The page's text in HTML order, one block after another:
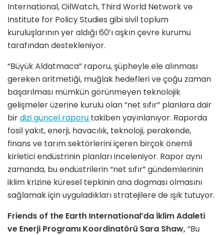
International, OilWatch, Third World Network ve
Institute for Policy Studies gibi sivil toplum
kuruluşlarının yer aldığı 60’ı aşkın çevre kurumu
tarafından destekleniyor.
“Büyük Aldatmaca” raporu, şüpheyle ele alınması
gereken aritmetiği, muğlak hedefleri ve çoğu zaman
başarılması mümkün görünmeyen teknolojik
gelişmeler üzerine kurulu olan “net sıfır” planlara dair
birdizigüncel raporu takiben yayınlanıyor. Raporda
fosil yakıt, enerji, havacılık, teknoloji, perakende,
finans ve tarım sektörlerini içeren birçok önemli
kirletici endüstrinin planları inceleniyor. Rapor aynı
zamanda, bu endüstrilerin “net sıfır” gündemlerinin
iklim krizine küresel tepkinin ana dogması olmasını
sağlamak için uyguladıkları stratejilere de ışık tutuyor.
Friends of the Earth International’da İklim Adaleti
ve Enerji Programı Koordinatörü Sara Shaw,“Bu